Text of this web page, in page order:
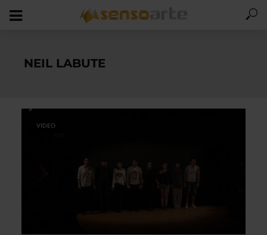
NEIL LABUTE
VIDEO